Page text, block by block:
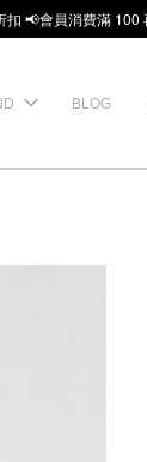
📢會員消費滿
BLOG